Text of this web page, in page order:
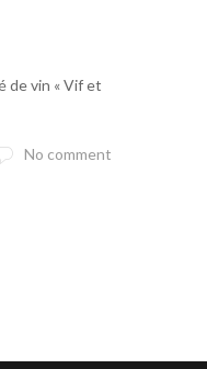
de vin « Vif et
No comment